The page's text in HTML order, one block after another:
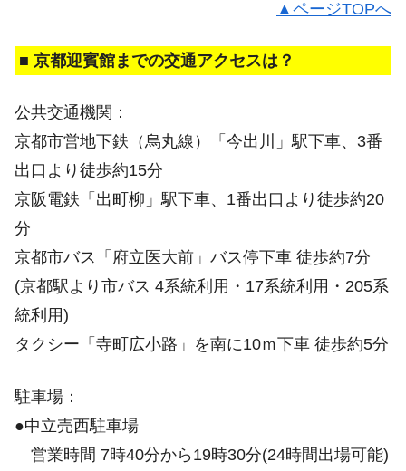
▲ページTOPへ
■ 京都迎賓館までの交通アクセスは？
公共交通機関：
京都市営地下鉄（烏丸線）「今出川」駅下車、3番
出口より徒歩約15分
京阪電鉄「出町柳」駅下車、1番出口より徒歩約20
分
京都市バス「府立医大前」バス停下車 徒歩約7分
(京都駅より市バス 4系統利用・17系統利用・205系
統利用)
タクシー「寺町広小路」を南に10ｍ下車 徒歩約5分
駐車場：
●中立売西駐車場
営業時間 7時40分から19時30分(24時間出場可能)